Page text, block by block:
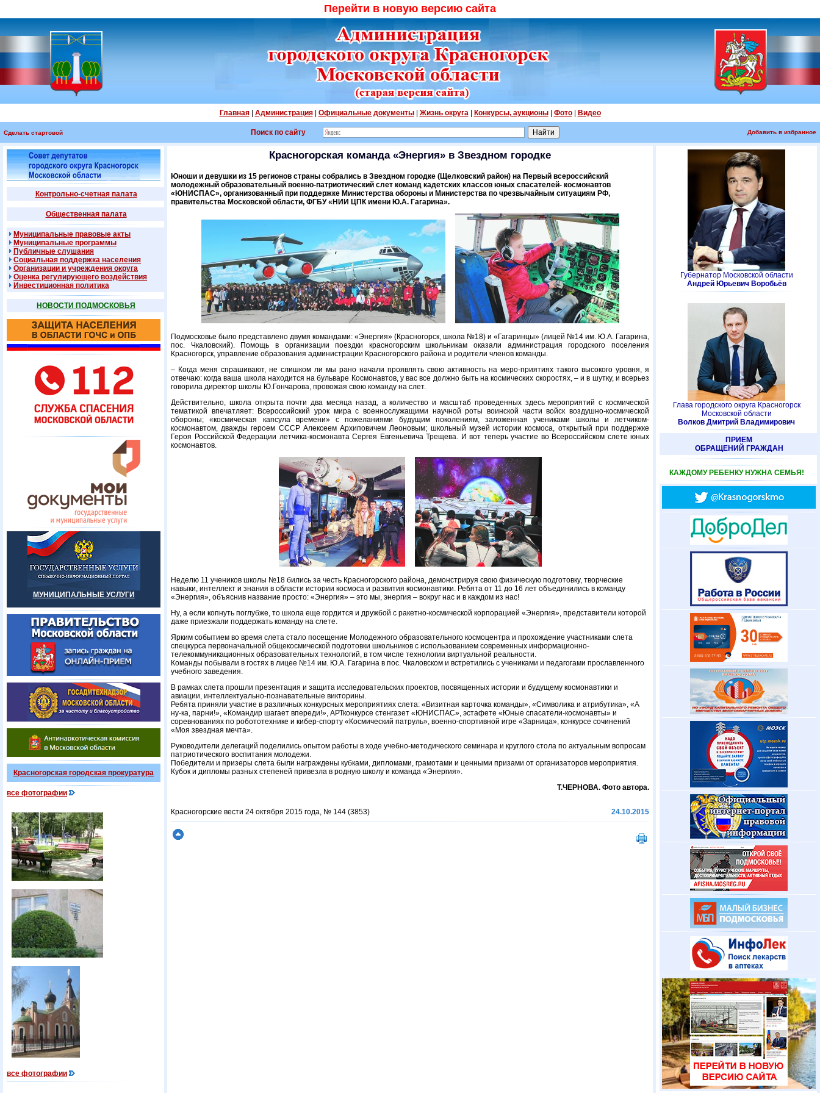
Перейти в новую версию сайта
Главная| Администрация| Официальные документы| Жизнь округа| Конкурсы, аукционы| Фото| Видео
Сделать стартовой Поиск по сайту Добавить в избранное
Контрольно-счетная палата
Общественная палата
Муниципальные правовые акты
Муниципальные программы
Публичные слушания
Социальная поддержка населения
Организации и учреждения округа
Оценка регулирующего воздействия
Инвестиционная политика
НОВОСТИ ПОДМОСКОВЬЯ
МУНИЦИПАЛЬНЫЕ УСЛУГИ
Красногорская городская прокуратура
все фотографии
все фотографии
Красногорская команда «Энергия» в Звездном городке
Юноши и девушки из 15 регионов страны собрались в Звездном городке (Щелковский район) на Первый всероссийский
молодежный образовательный военно-патриотический слет команд кадетских классов юных спасателей- космонавтов
«ЮНИСПАС», организованный при поддержке Министерства обороны и Министерства по чрезвычайным ситуациям РФ,
правительства Московской области, ФГБУ «НИИ ЦПК имени Ю.А. Гагарина».
Подмосковье было представлено двумя командами: «Энергия» (Красногорск, школа №18) и «Гагаринцы» (лицей №14 им. Ю.А. Гагарина,
пос. Чкаловский). Помощь в организации поездки красногорским школьникам оказали администрация городского поселения
Красногорск, управление образования администрации Красногорского района и родители членов команды.
– Когда меня спрашивают, не слишком ли мы рано начали проявлять свою активность на меро-приятиях такого высокого уровня, я
отвечаю: когда ваша школа находится на бульваре Космонавтов, у вас все должно быть на космических скоростях, – и в шутку, и всерьез
говорила директор школы Ю.Гончарова, провожая свою команду на слет.
Действительно, школа открыта почти два месяца назад, а количество и масштаб проведенных здесь мероприятий с космической
тематикой впечатляет: Всероссийский урок мира с военнослужащими научной роты воинской части войск воздушно-космической
обороны; «космическая капсула времени» с пожеланиями будущим поколениям, заложенная учениками школы и летчиком-
космонавтом, дважды героем СССР Алексеем Архиповичем Леоновым; школьный музей истории космоса, открытый при поддержке
Героя Российской Федерации летчика-космонавта Сергея Евгеньевича Трещева. И вот теперь участие во Всероссийском слете юных
космонавтов.
Неделю 11 учеников школы №18 бились за честь Красногорского района, демонстрируя свою физическую подготовку, творческие
навыки, интеллект и знания в области истории космоса и развития космонавтики. Ребята от 11 до 16 лет объединились в команду
«Энергия», объяснив название просто: «Энергия» – это мы, энергия – вокруг нас и в каждом из нас!
Ну, а если копнуть поглубже, то школа еще гордится и дружбой с ракетно-космической корпорацией «Энергия», представители которой
даже приезжали поддержать команду на слете.
Ярким событием во время слета стало посещение Молодежного образовательного космоцентра и прохождение участниками слета
спецкурса первоначальной общекосмической подготовки школьников с использованием современных информационно-
телекоммуникационных образовательных технологий, в том числе технологии виртуальной реальности.
Команды побывали в гостях в лицее №14 им. Ю.А. Гагарина в пос. Чкаловском и встретились с учениками и педагогами прославленного
учебного заведения.
В рамках слета прошли презентация и защита исследовательских проектов, посвященных истории и будущему космонавтики и
авиации, интеллектуально-познавательные викторины.
Ребята приняли участие в различных конкурсных мероприятиях слета: «Визитная карточка команды», «Символика и атрибутика», «А
ну-ка, парни!», «Командир шагает впереди!», АРТконкурсе стенгазет «ЮНИСПАС», эстафете «Юные спасатели-космонавты» и
соревнованиях по робототехнике и кибер-спорту «Космический патруль», военно-спортивной игре «Зарница», конкурсе сочинений
«Моя звездная мечта».
Руководители делегаций поделились опытом работы в ходе учебно-методического семинара и круглого стола по актуальным вопросам
патриотического воспитания молодежи.
Победители и призеры слета были награждены кубками, дипломами, грамотами и ценными призами от организаторов мероприятия.
Кубок и дипломы разных степеней привезла в родную школу и команда «Энергия».
Т.ЧЕРНОВА. Фото автора.
Красногорские вести 24 октября 2015 года, № 144 (3853) 24.10.2015
Губернатор Московской области
Андрей Юрьевич Воробьёв
Глава городского округа Красногорск
Московской области
Волков Дмитрий Владимирович
ПРИЕМ
ОБРАЩЕНИЙ ГРАЖДАН
КАЖДОМУ РЕБЕНКУ НУЖНА СЕМЬЯ!